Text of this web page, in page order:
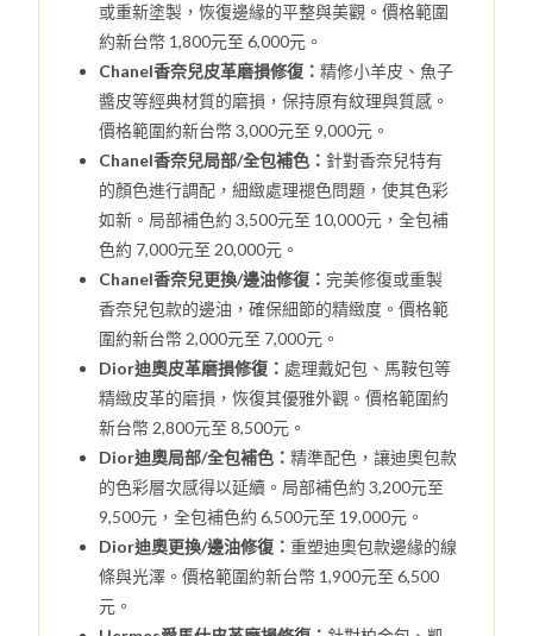
或重新塗製，恢復邊緣的平整與美觀。價格範圍
約新台幣 1,800元至 6,000元。
Chanel香奈兒皮革磨損修復：精修小羊皮、魚子
醬皮等經典材質的磨損，保持原有紋理與質感。
價格範圍約新台幣 3,000元至 9,000元。
Chanel香奈兒局部/全包補色： 針對香奈兒特有
的顏色進行調配，細緻處理褪色問題，使其色彩
如新。局部補色約 3,500元至 10,000元，全包補
色約 7,000元至 20,000元。
Chanel香奈兒更換/邊油修復：完美修復或重製
香奈兒包款的邊油，確保細節的精緻度。價格範
圍約新台幣 2,000元至 7,000元。
Dior迪奧皮革磨損修復： 處理戴妃包、馬鞍包等
精緻皮革的磨損，恢復其優雅外觀。價格範圍約
新台幣 2,800元至 8,500元。
Dior迪奧局部/全包補色：精準配色，讓迪奧包款
的色彩層次感得以延續。局部補色約 3,200元至
9,500元，全包補色約 6,500元至 19,000元。
Dior迪奧更換/邊油修復：重塑迪奧包款邊緣的線
條與光澤。價格範圍約新台幣 1,900元至 6,500
元。